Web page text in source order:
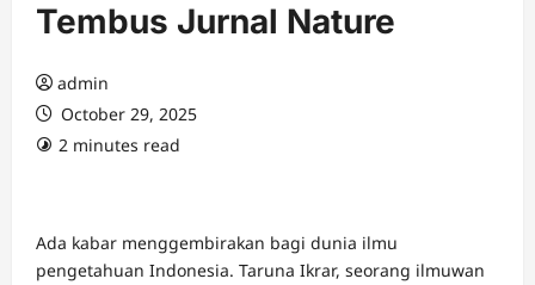
Tembus Jurnal Nature
admin
October 29, 2025
2 minutes read
Ada kabar menggembirakan bagi dunia ilmu
pengetahuan Indonesia. Taruna Ikrar, seorang ilmuwan